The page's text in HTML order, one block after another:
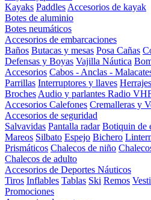
Kayaks Paddles Accesorios de kayak
Botes de aluminio
Botes neumáticos
Accesorios de embarcaciones
Baños Butacas y mesas Posa Cañas
Defensas y Boyas Vajilla Náutica
Accesorios Cabos - Anclas -
Parrillas Interruptores y llaves Herrajes
Broches Audio y parlantes Radio
Accesorios Calefones Cremalleras y
Accesorios de seguridad
Salvavidas Pantalla radar Botiquin de
Mareos Silbato Espejo Bichero
Prismáticos Chalecos de niño
Chalecos de adulto
Accesorios de Deportes Náuticos
Tiros Inflables Tablas Ski Remos
Promociones